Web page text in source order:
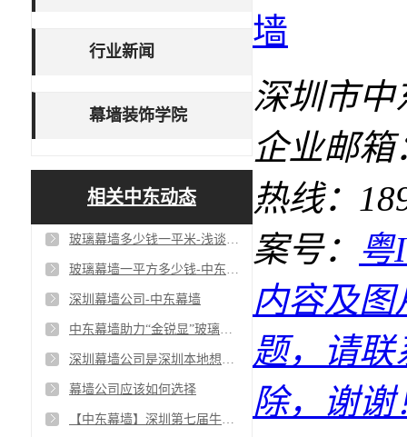
行业新闻
幕墙装饰学院
相关中东动态
玻璃幕墙多少钱一平米-浅谈报价主要影响因素
玻璃幕墙一平方多少钱-中东幕墙
深圳幕墙公司-中东幕墙
中东幕墙助力“金锐显”玻璃幕墙，提升楼宇价值100%
深圳幕墙公司是深圳本地想做幕墙公司的优选
幕墙公司应该如何选择
【中东幕墙】深圳第七届牛商争霸赛百度推广培训心得！
深圳市中
企业邮箱
热线：
案号： 粤
内容及
题，请联
除，谢谢